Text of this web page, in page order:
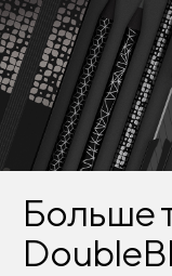
Географическая
Справочный
Печать форзаца
Печать года на
Больше